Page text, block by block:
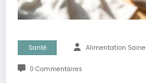
Santé Alimentation Saine
0 Commentaires